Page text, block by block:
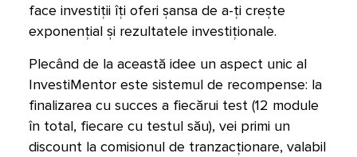
face investiții îți oferi șansa de a-ți crește
exponențial și rezultatele investiționale.
Plecând de la această idee un aspect unic al
InvestiMentor este sistemul de recompense: la
finalizarea cu succes a fiecărui test (12 module
în total, fiecare cu testul său), vei primi un
discount la comisionul de tranzacționare, valabil